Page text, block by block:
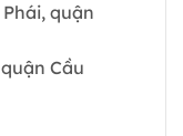
quận
Cầu